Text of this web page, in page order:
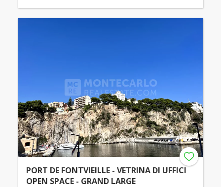
PORT DE FONTVIEILLE - VETRINA DI UFFICI
OPEN SPACE - GRAND LARGE